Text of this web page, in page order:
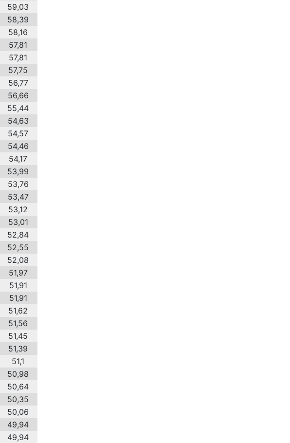
59,03
58,39
58,16
57,81
57,81
57,75
56,77
56,66
55,44
54,63
54,57
54,46
54,17
53,99
53,76
53,47
53,12
53,01
52,84
52,55
52,08
51,97
51,91
51,91
51,62
51,56
51,45
51,39
51,1
50,98
50,64
50,35
50,06
49,94
49,94